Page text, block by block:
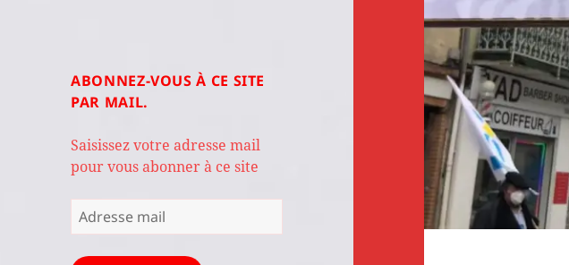
ABONNEZ-VOUS À CE SITE
PAR MAIL.
Saisissez votre adresse mail
pour vous abonner à ce site
Adresse
mail